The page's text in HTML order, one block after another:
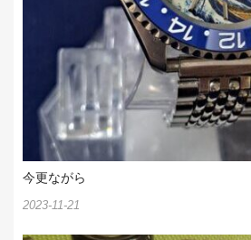
今更ながら
2023-11-21